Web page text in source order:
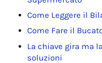
o
k
Come Leggere il
Come Fare il
La chiave gira ma
soluzioni